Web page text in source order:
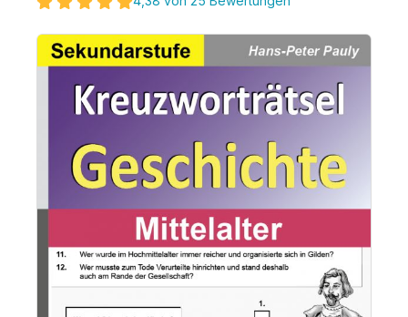
Bildergalerie überspringen